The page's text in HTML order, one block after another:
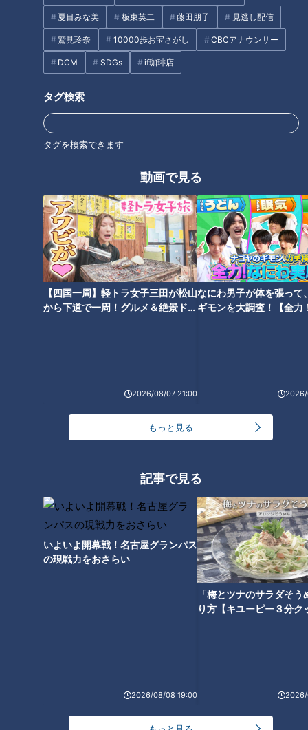
夏目みな美 板東英二 藤田朋子 見逃し配信
鷲見玲奈 10000歩お宝さがし CBCアナウンサー
DCM SDGs if珈琲店
タグ検索
タグを検索できます
動画で見る
【四国一周】軽トラ女子三田が松山
から下道で一周！グルメ＆絶景ドラ
2026/08/07 21:00
なにわ男子が体を張って
ギモンを大調査！【全力
2026/
もっと見る
記事で見る
いよいよ開幕戦！名古屋グランパス
の現戦力をおさらい
2026/08/08 19:00
「梅とツナのサラダそう
り方【キユーピー３分ク
2026/
CBCテレビ『チャント！』全力！お助けちゃん
スタイリストの岡田あすかさんを助っ人に迎え、予算3万円以
内でオシャレを指南いただきます。
Sくんの第一印象は、「イケメン！」と岡田さん。身長183cm
でスタイルも良いSくん。だからこそ、もったいない！冒険し
てもらいましょう！！
岡田さんにアドバイスをもらう前に、まずはSくんが着たい服
のだとか。できれば馴染ませる色を選んだ方が合わせやすいと
この日のSくんも、全身黒と紺のダークカラーな地味なスタイ
ル。ここで岡田さんから1つ目の冒険の提案が。
≪おしゃれ冒険1 インナーにボーダーを着る≫
紺色無地のインナーを、白地のボーダーにチェンジ！これだけ
で随分明るい印象になりました。
「でももっと春っぽくしたい」と岡田さん。さて、次の冒険の